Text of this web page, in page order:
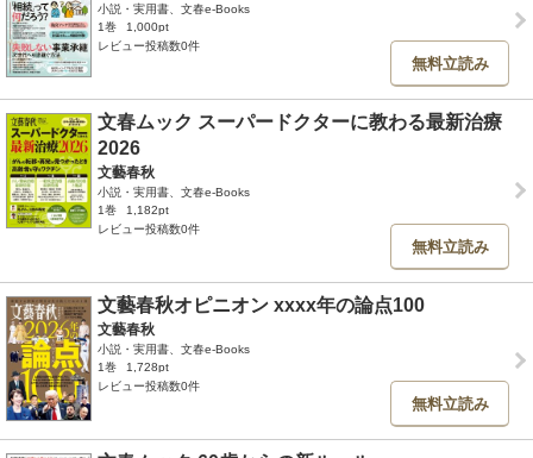
小説・実用書、文春e-Books
1巻
1,000pt
レビュー投稿数0件
無料立読み
文春ムック スーパードクターに教わる最新治療
2026
文藝春秋
小説・実用書、文春e-Books
1巻
1,182pt
レビュー投稿数0件
無料立読み
文藝春秋オピニオン xxxx年の論点100
文藝春秋
小説・実用書、文春e-Books
1巻
1,728pt
レビュー投稿数0件
無料立読み